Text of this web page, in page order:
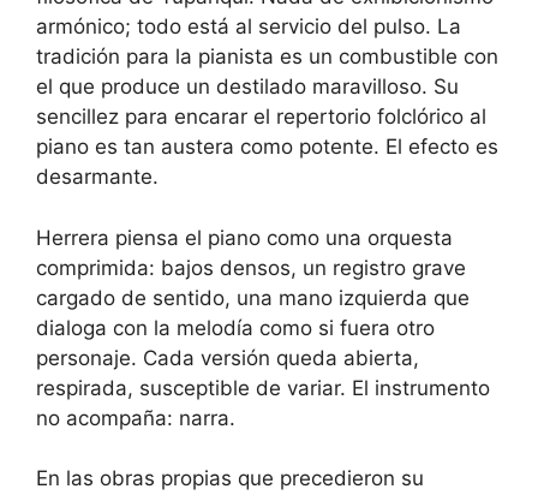
armónico; todo está al servicio del pulso. La
tradición para la pianista es un combustible con
el que produce un destilado maravilloso. Su
sencillez para encarar el repertorio folclórico al
piano es tan austera como potente. El efecto es
desarmante.
Herrera piensa el piano como una orquesta
comprimida: bajos densos, un registro grave
cargado de sentido, una mano izquierda que
dialoga con la melodía como si fuera otro
personaje. Cada versión queda abierta,
respirada, susceptible de variar. El instrumento
no acompaña: narra.
En las obras propias que precedieron su